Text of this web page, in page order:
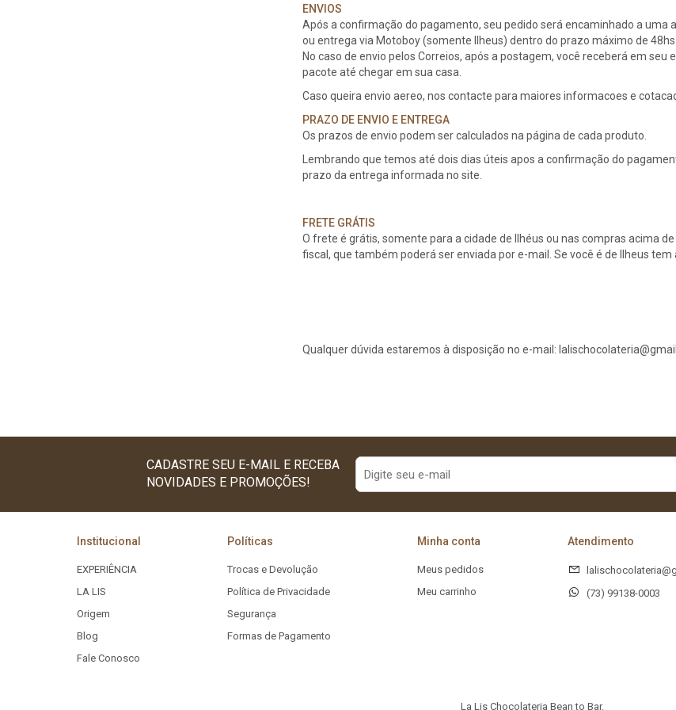
ENVIOS
Após a confirmação do pagamento, seu pedido será encaminhado a uma
ou entrega via Motoboy (somente Ilheus) dentro do prazo máximo de
No caso de envio pelos Correios, após a postagem, você receberá em
pacote até chegar em sua casa.
Caso queira envio aereo, nos contacte para maiores informacoes e
PRAZO DE ENVIO E ENTREGA
Os prazos de envio podem ser calculados na página de cada produto.
Lembrando que temos até dois dias úteis apos a confirmação do
prazo da entrega informada no site.
FRETE GRÁTIS
O frete é grátis, somente para a cidade de Ilhéus ou nas compras acima
fiscal, que também poderá ser enviada por e-mail. Se você é de Ilheus
Qualquer dúvida estaremos à disposição no e-mail:
CADASTRE SEU E-MAIL E RECEBA
NOVIDADES E PROMOÇÕES!
Institucional
EXPERIÊNCIA
LA LIS
Origem
Blog
Fale Conosco
Políticas
Trocas e Devolução
Política de Privacidade
Segurança
Formas de Pagamento
Minha conta
Meus pedidos
Meu carrinho
Atendimento
(73) 99138-0003
La Lis Chocolateria Bean to Bar.